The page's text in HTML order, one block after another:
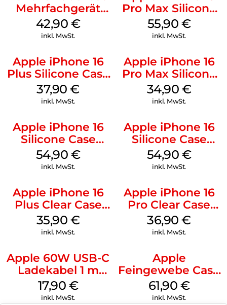
Mehrfachgerät
Luna Grey
42,90 €
inkl. MwSt.
Pro Max Silicone
Case MagSafe
Stone Gray
55,90 €
inkl. MwSt.
Apple iPhone 16
Plus Silicone Case
MagSafe Lake
Green
37,90€
inkl. MwSt.
Apple iPhone 16
Pro Max Silicone
Case MagSafe
Denim
34,90 €
inkl. MwSt.
Apple iPhone 16
Silicone Case
MagSafe Black
54,90 €
inkl. MwSt.
Apple iPhone 16
Silicone Case
MagSafe Lake
Green
54,90 €
inkl. MwSt.
Apple iPhone 16
Plus Clear Case
MagSafe
Transparent
35,90 €
inkl. MwSt.
Apple iPhone 16
Pro Clear Case
MagSafe
Transparent
36,90€
inkl. MwSt.
Apple 60W USB-C
Ladekabel 1 m
Weiß
17,90 €
inkl. MwSt.
Apple
Feingewebe Case
iPhone 15 Pro
MagSafe Schwarz
61,90 €
inkl. MwSt.